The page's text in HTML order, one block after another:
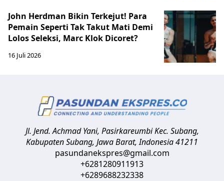
John Herdman Bikin Terkejut! Para
Pemain Seperti Tak Takut Mati Demi
Lolos Seleksi, Marc Klok Dicoret?
16 Juli 2026
Jl. Jend. Achmad Yani, Pasirkareumbi Kec. Subang,
Kabupaten Subang, Jawa Barat,Indonesia41211
pasundanekspres@gmail.com
+6281280911913
+6289688232338